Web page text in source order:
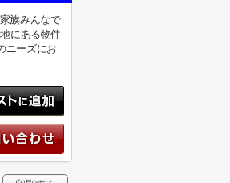
族みんなで
にある物件
ニーズにお